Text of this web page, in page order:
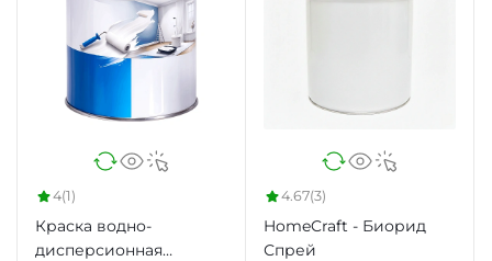
4(1)
Краска водно-
дисперсионная
4.67(3)
HomeCraft - Биорид
Спрей